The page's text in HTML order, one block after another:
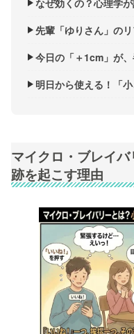
なぜ効くの？心理学
先輩「ゆりさん」の
今日の「＋1cm」が
明日から使える！「
マイクロ・ブレイ
跡を起こす理由